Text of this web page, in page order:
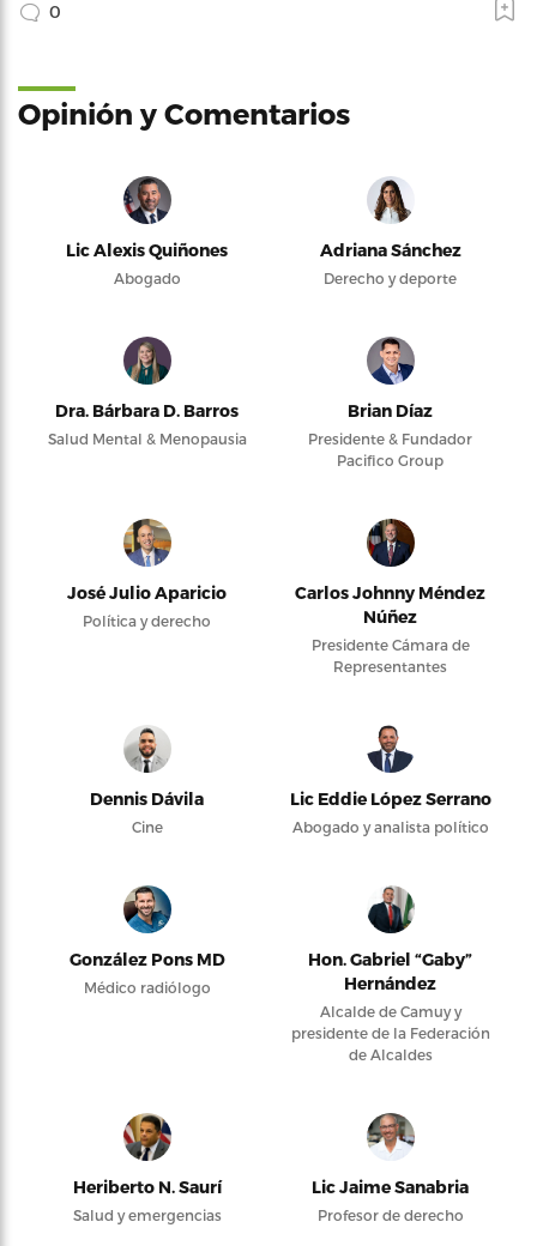
0
Opinión y Comentarios
Lic Alexis Quiñones
Abogado
Adriana Sánchez
Derecho y deporte
Dra. Bárbara D. Barros
Salud Mental & Menopausia
Brian Díaz
Presidente & Fundador
Pacifico Group
José Julio Aparicio
Política y derecho
Carlos Johnny Méndez
Núñez
Presidente Cámara de
Representantes
Dennis Dávila
Cine
Lic Eddie López Serrano
Abogado y analista político
González Pons MD
Médico radiólogo
Hon. Gabriel “Gaby”
Hernández
Alcalde de Camuy y
presidente de la Federación
de Alcaldes
Heriberto N. Saurí
Salud y emergencias
Lic Jaime Sanabria
Profesor de derecho